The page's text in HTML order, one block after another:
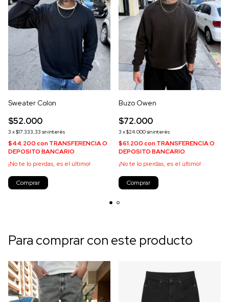
Sweater Colon
$52.000
3 x$17.333,33 sin interés
$44.200conTRANSFERENCIA O
DEPOSITO BANCARIO
¡No te lo pierdas, es el último!
Comprar
Buzo Owen
$72.000
3 x$24.000sin interés
$61.200conTRANSFERENCIA O
DEPOSITO BANCARIO
¡No te lo pierdas, es el último!
Comprar
Para comprar con este producto